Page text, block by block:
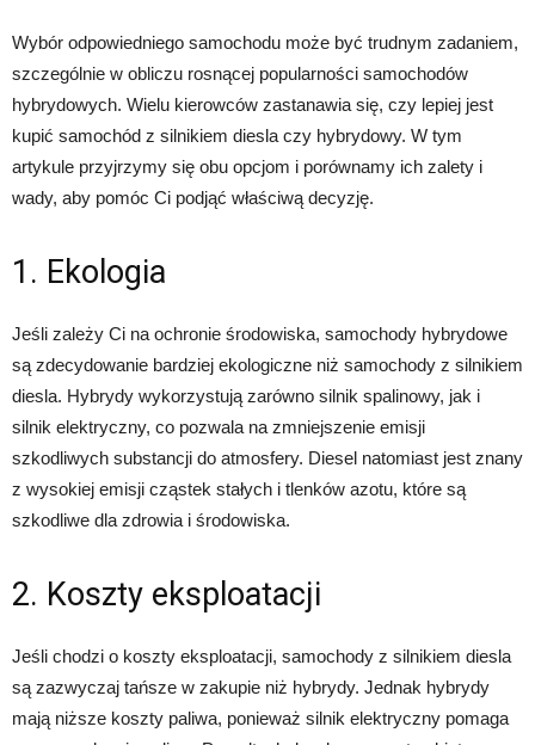
Wybór odpowiedniego samochodu może być trudnym zadaniem,
szczególnie w obliczu rosnącej popularności samochodów
hybrydowych. Wielu kierowców zastanawia się, czy lepiej jest
kupić samochód z silnikiem diesla czy hybrydowy. W tym
artykule przyjrzymy się obu opcjom i porównamy ich zalety i
wady, aby pomóc Ci podjąć właściwą decyzję.
1. Ekologia
Jeśli zależy Ci na ochronie środowiska, samochody hybrydowe
są zdecydowanie bardziej ekologiczne niż samochody z silnikiem
diesla. Hybrydy wykorzystują zarówno silnik spalinowy, jak i
silnik elektryczny, co pozwala na zmniejszenie emisji
szkodliwych substancji do atmosfery. Diesel natomiast jest znany
z wysokiej emisji cząstek stałych i tlenków azotu, które są
szkodliwe dla zdrowia i środowiska.
2. Koszty eksploatacji
Jeśli chodzi o koszty eksploatacji, samochody z silnikiem diesla
są zazwyczaj tańsze w zakupie niż hybrydy. Jednak hybrydy
mają niższe koszty paliwa, ponieważ silnik elektryczny pomaga